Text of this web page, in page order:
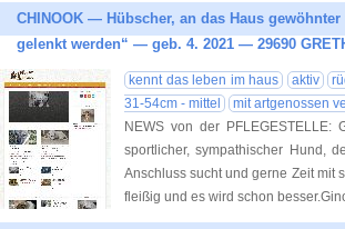
CHINOOK — Hübscher, an das Haus
gelenkt werden“ — geb. 4. 2021 — 29690
kennt das leben im haus aktiv
31-54cm - mittel
mit artgenossen
NEWS von der
sportlicher, sympathischer Hund,
Anschluss sucht und gerne Zeit mit
fleißig und es wird schon